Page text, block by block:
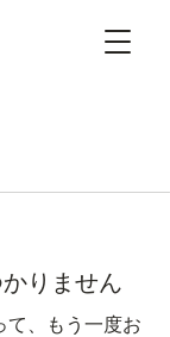
りません
て、もう一度お